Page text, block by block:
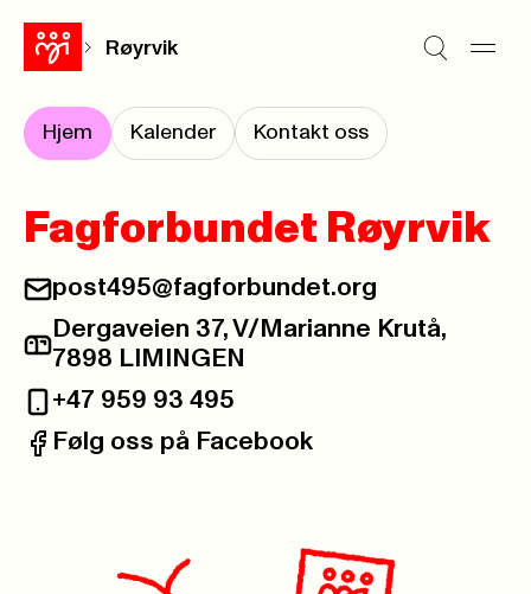
Røyrvik
Hjem Kalender Kontakt oss
Fagforbundet Røyrvik
E-post:
post495@fagforbundet.org
Postadresse:
Dergaveien 37, V/Marianne Krutå,
7898 LIMINGEN
Telefon:
+47 959 93 495
Facebook:
Følg oss på Facebook